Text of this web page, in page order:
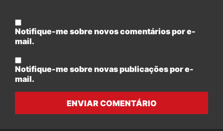
Notifique-me sobre novos comentários por e-
mail.
Notifique-me sobre novas publicações por e-
mail.
ENVIAR COMENTÁRIO